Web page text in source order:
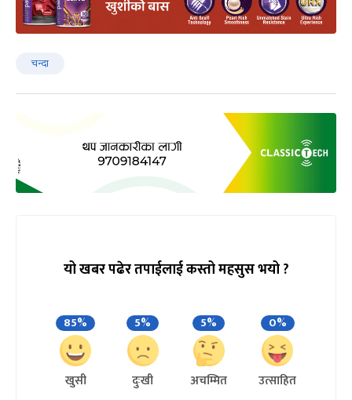
चन्दा
यो खबर पढेर तपाईलाई कस्तो महसुस भयो ?
85%
खुसी
5%
दुःखी
5%
अचम्मित
0%
उत्साहित